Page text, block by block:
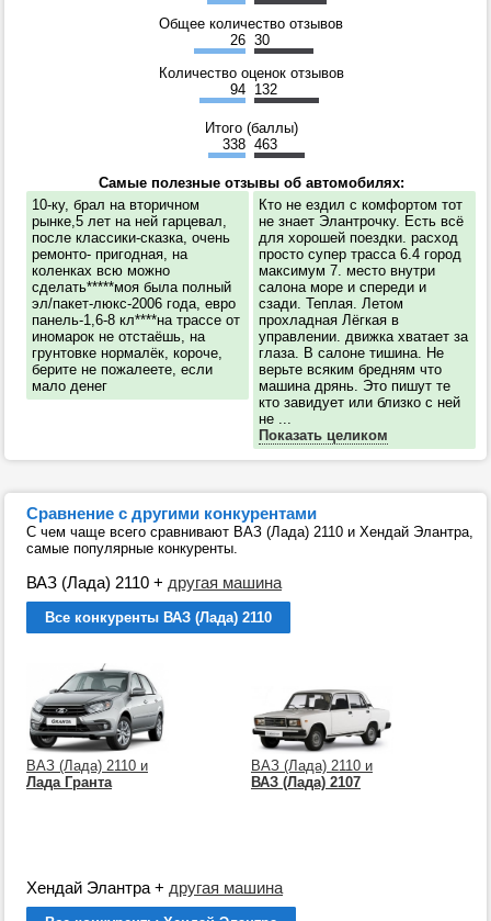
Общее количество отзывов
26 30
Количество оценок отзывов
94 132
Итого (баллы)
338 463
Самые полезные отзывы об автомобилях:
10-ку, брал на вторичном
рынке,5 лет на ней гарцевал,
после классики-сказка, очень
ремонто- пригодная, на
коленках всю можно
сделать*****моя была полный
эл/пакет-люкс-2006 года, евро
панель-1,6-8 кл****на трассе от
иномарок не отстаёшь, на
грунтовке нормалёк, короче,
берите не пожалеете, если
мало денег
Кто не ездил с комфортом тот
не знает Элантрочку. Есть всё
для хорошей поездки. расход
просто супер трасса 6.4 город
максимум 7. место внутри
салона море и спереди и
сзади. Теплая. Летом
прохладная Лёгкая в
управлении. движка хватает за
глаза. В салоне тишина. Не
верьте всяким бредням что
машина дрянь. Это пишут те
кто завидует или близко с ней
не ...
Показать целиком
Сравнение с другими конкурентами
С чем чаще всего сравнивают ВАЗ (Лада) 2110 и Хендай Элантра,
самые популярные конкуренты.
ВАЗ (Лада) 2110 + другая машина
Все конкуренты ВАЗ (Лада) 2110
ВАЗ (Лада) 2110 и
Лада Гранта
ВАЗ (Лада) 2110 и
ВАЗ (Лада) 2107
Хендай Элантра + другая машина